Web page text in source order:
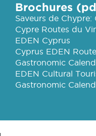
Brochures
Saveurs de Chypre:
Cypre Routes du
EDEN Cyprus
Cyprus EDEN
Gastronomic
EDEN Cultural
Gastronomic